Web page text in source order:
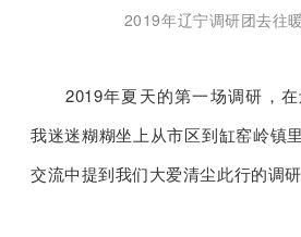
2019年辽宁调研团去往
2019年夏天的第一场调研，
我迷迷糊糊坐上从市区到缸窑岭镇
交流中提到我们大爱清尘此行的调研